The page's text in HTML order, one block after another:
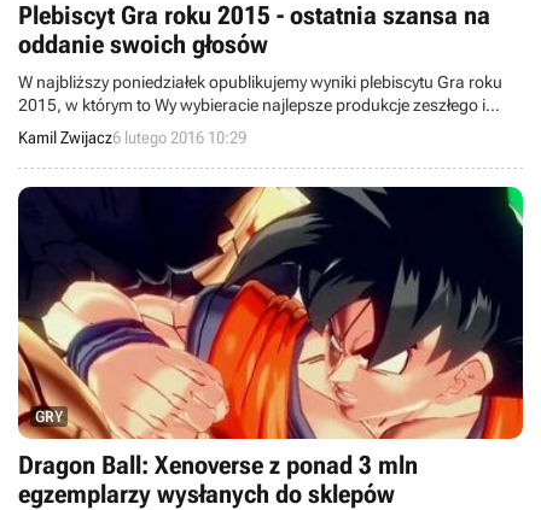
Plebiscyt Gra roku 2015 - ostatnia szansa na
oddanie swoich głosów
W najbliższy poniedziałek opublikujemy wyniki plebiscytu Gra roku
2015, w którym to Wy wybieracie najlepsze produkcje zeszłego i
najlepiej rokujące tytuły bieżącego roku. Głosowanie trwa do 7
lutego, więc macie ostatnią szansę na oddanie swoich głosów lub
zmianę wcześniejszych typów.
Kamil Zwijacz6 lutego 2016 10:29
GRY
Dragon Ball: Xenoverse z ponad 3 mln
egzemplarzy wysłanych do sklepów